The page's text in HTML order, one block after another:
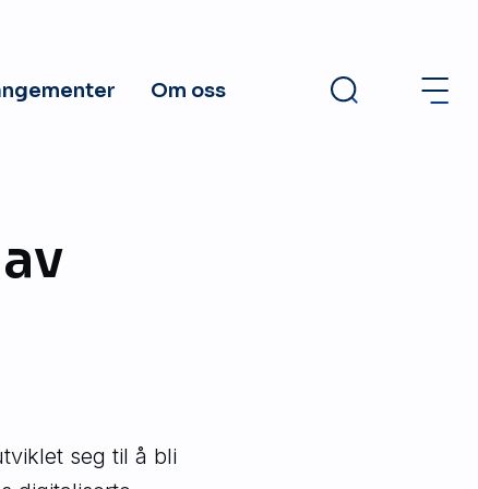
Om oss
seg til å bli